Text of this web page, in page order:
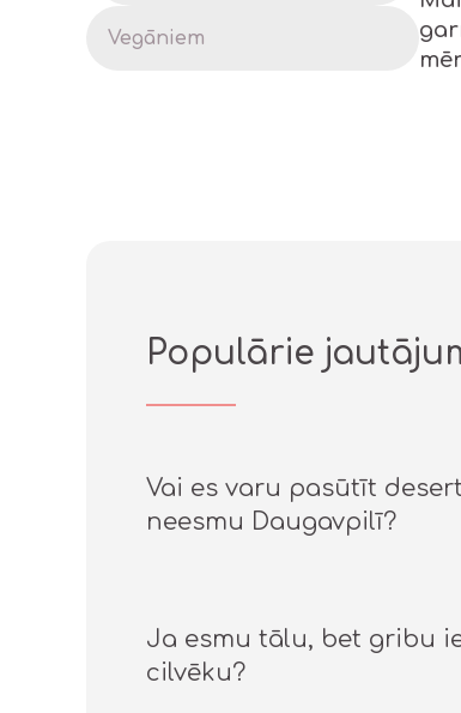
Vegāniem
Populārie
Vai es varu pasūtīt
neesmu Daugavpilī?
Ja esmu tālu, bet gribu
cilvēku?